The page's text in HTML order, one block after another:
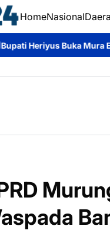
HomeNasional
Expo 2026, Dorong